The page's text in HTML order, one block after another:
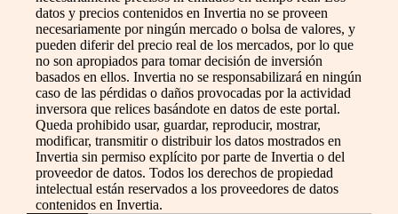
datos y precios contenidos en Invertia no se proveen
necesariamente por ningún mercado o bolsa de valores, y
pueden diferir del precio real de los mercados, por lo que
no son apropiados para tomar decisión de inversión
basados en ellos. Invertia no se responsabilizará en ningún
caso de las pérdidas o daños provocadas por la actividad
inversora que relices basándote en datos de este portal.
Queda prohibido usar, guardar, reproducir, mostrar,
modificar, transmitir o distribuir los datos mostrados en
Invertia sin permiso explícito por parte de Invertia o del
proveedor de datos. Todos los derechos de propiedad
intelectual están reservados a los proveedores de datos
contenidos en Invertia.